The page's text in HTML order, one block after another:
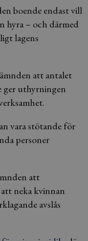
boende endast vill
hyra – och därmed
lagens
att antalet
ger uthyrningen
vara stötande för
personer
att
neka kvinnan
avslås